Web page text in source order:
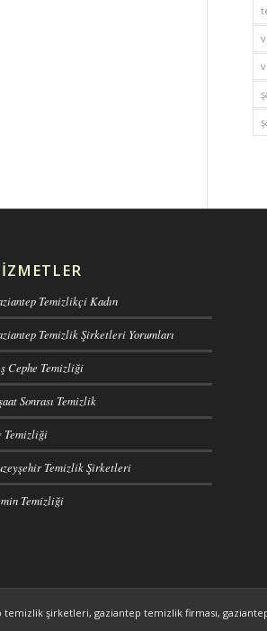
Temizlikçi Kadın
Temizlik Şirketleri Yorumları
Cephe Temizliği
Sonrası Temizlik
Temizliği
Temizlik Şirketleri
Temizliği
şirketleri, gaziantep temizlik firması,